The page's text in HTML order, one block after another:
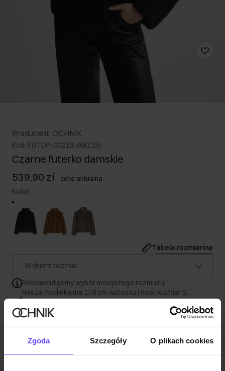
Zgoda Szczegóły O plikach cookies
Producent: OCHNIK
Kod: FUTDP-0021B-99(Z25)
Czarne futerko damskie
539,90 zł - cena aktualna
Kolor:
Tabela rozmiarów
Wybierz rozmiar
Rekomendujemy wybór mniejszego rozmiaru.
Nasza modelka ma 179 cm wzrostu i nosi rozmiar S.
Wysyłka w 1 dzień roboczy
Szczegóły